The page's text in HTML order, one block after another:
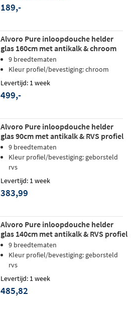
189,-
Alvoro Pure inloopdouche helder
glas 160cm met antikalk & chroom
profiel
9 breedtematen
Kleur profiel/bevestiging: chroom
Levertijd: 1 week
499,-
Alvoro Pure inloopdouche helder
glas 90cm met antikalk & RVS profiel
9 breedtematen
Kleur profiel/bevestiging: geborsteld
rvs
Levertijd: 1 week
383,99
Alvoro Pure inloopdouche helder
glas 140cm met antikalk & RVS profiel
9 breedtematen
Kleur profiel/bevestiging: geborsteld
rvs
Levertijd: 1 week
485,82